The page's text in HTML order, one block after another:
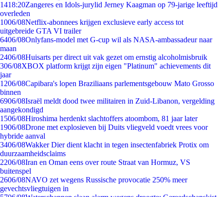
1418:20Zangeres en Idols-jurylid Jerney Kaagman op 79-jarige leeftijd
overleden
1006/08Netflix-abonnees krijgen exclusieve early access tot
uitgebreide GTA VI trailer
6406/08Onlyfans-model met G-cup wil als NASA-ambassadeur naar
maan
2406/08Huisarts per direct uit vak gezet om ernstig alcoholmisbruik
306/08XBOX platform krijgt zijn eigen "Platinum" achievements dit
jaar
1206/08Capibara's lopen Braziliaans parlementsgebouw Mato Grosso
binnen
6906/08Israël meldt dood twee militairen in Zuid-Libanon, vergelding
aangekondigd
1506/08Hiroshima herdenkt slachtoffers atoombom, 81 jaar later
1906/08Drone met explosieven bij Duits vliegveld voedt vrees voor
hybride aanval
3406/08Wakker Dier dient klacht in tegen insectenfabriek Protix om
duurzaamheidsclaims
2206/08Iran en Oman eens over route Straat van Hormuz, VS
buitenspel
2606/08NAVO zet wegens Russische provocatie 250% meer
gevechtsvliegtuigen in